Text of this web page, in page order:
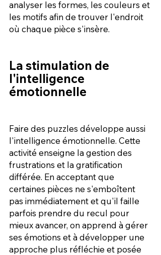
analyser les formes, les couleurs et
les motifs afin de trouver l'endroit
où chaque pièce s'insère.
La stimulation de
l'intelligence
émotionnelle
Faire des puzzles développe aussi
l'intelligence émotionnelle. Cette
activité enseigne la gestion des
frustrations et la gratification
différée. En acceptant que
certaines pièces ne s'emboîtent
pas immédiatement et qu'il faille
parfois prendre du recul pour
mieux avancer, on apprend à gérer
ses émotions et à développer une
approche plus réfléchie et posée